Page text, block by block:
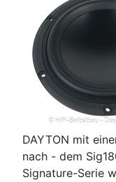
DAYTON mit
nach - dem
Signature-Serie